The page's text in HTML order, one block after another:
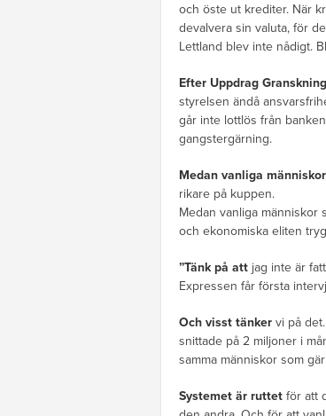
och öste ut krediter. När
devalvera sin valuta, för
Lettland blev inte nådigt.
Efter Uppdrag
styrelsen ändå
går inte lottlös från
gangstergärning.
Medan vanliga människor
rikare på kuppen.
Medan vanliga människor
och ekonomiska eliten
”Tänk på att jag inte är
Expressen får första
Och visst tänker vi på
snittade på 2 miljoner i
samma människor som
Systemet är ruttet för att